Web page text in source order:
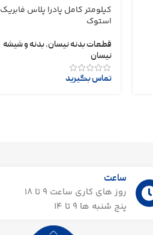
کیلومتر کامل پادرا پلاس فابریک
استوک
قطعات بدنه نیسان,بدنه و شیشه
نیسان
تماس بگیرید
ساعت
روز های کاری ساعت ۹ تا 18
پنج شنبه ها 9 تا 14​